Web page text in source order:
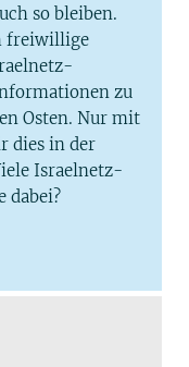
so bleiben.
freiwillige
zu
Osten. Nur mit
dies in der
Israelnetz-
dabei?